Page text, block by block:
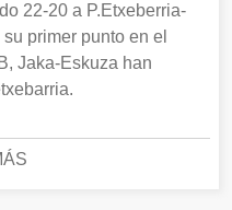
22-20 a P.Etxeberria-
primer punto en el
Jaka-Eskuza han